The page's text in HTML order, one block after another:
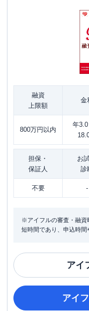
融資
上限額
金
800万円以内
年3.0
担保・
保証人
お
診
不要 -
※アイフルの審査・融資
短時間であり、申込時間
アイ
アイ